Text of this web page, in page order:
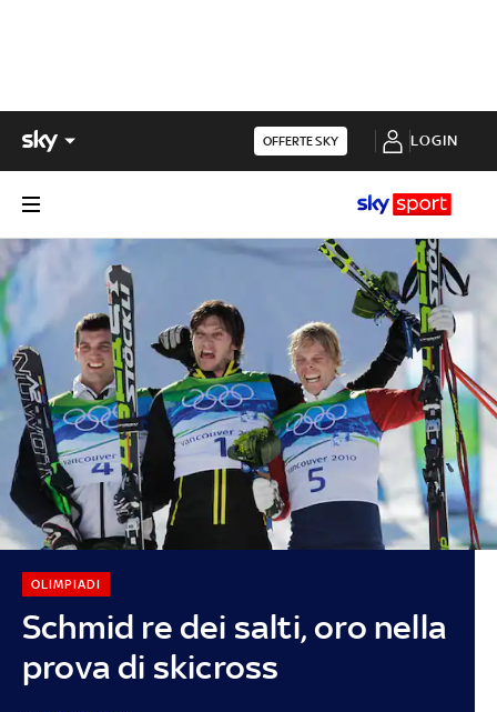
OFFERTE SKY LOGIN
Schmid re dei salti, oro nella
prova di skicross
OLIMPIADI